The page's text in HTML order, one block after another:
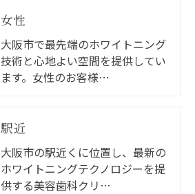
女性
大阪市で最先端のホワイトニング
技術と心地よい空間を提供してい
ます。女性のお客様…
駅近
大阪市の駅近くに位置し、最新の
ホワイトニングテクノロジーを提
供する美容歯科クリ…